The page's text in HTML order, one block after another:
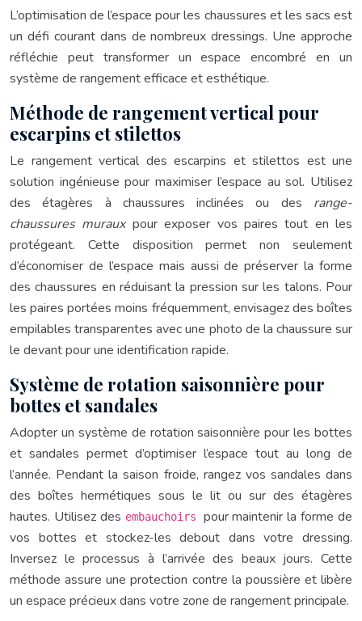
L’optimisation de l’espace pour les chaussures et les sacs est
un défi courant dans de nombreux dressings. Une approche
réfléchie peut transformer un espace encombré en un
système de rangement efficace et esthétique.
Méthode de rangement vertical pour
escarpins et stilettos
Le rangement vertical des escarpins et stilettos est une
solution ingénieuse pour maximiser l’espace au sol. Utilisez
des étagères à chaussures inclinées ou des range-
chaussures muraux pour exposer vos paires tout en les
protégeant. Cette disposition permet non seulement
d’économiser de l’espace mais aussi de préserver la forme
des chaussures en réduisant la pression sur les talons. Pour
les paires portées moins fréquemment, envisagez des boîtes
empilables transparentes avec une photo de la chaussure sur
le devant pour une identification rapide.
Système de rotation saisonnière pour
bottes et sandales
Adopter un système de rotation saisonnière pour les bottes
et sandales permet d’optimiser l’espace tout au long de
l’année. Pendant la saison froide, rangez vos sandales dans
des boîtes hermétiques sous le lit ou sur des étagères
hautes. Utilisez des embauchoirs pour maintenir la forme de
vos bottes et stockez-les debout dans votre dressing.
Inversez le processus à l’arrivée des beaux jours. Cette
méthode assure une protection contre la poussière et libère
un espace précieux dans votre zone de rangement principale.